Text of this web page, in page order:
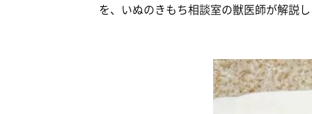
を、いぬのきもち相談室の獣医師が解説